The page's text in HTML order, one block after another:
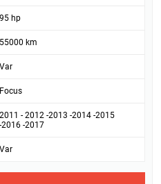
95 hp
55000 km
Var
Focus
2011 - 2012 -2013 -2014 -2015
-2016 -2017
Var